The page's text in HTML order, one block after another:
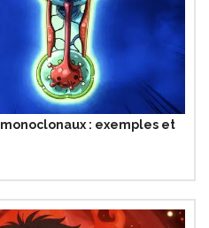
: exemples et